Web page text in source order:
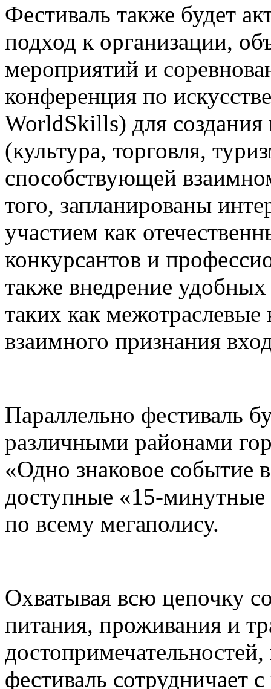
Фестиваль также будет
подход к организации,
мероприятий и
конференция по
WorldSkills) для
(культура, торговля,
способствующей
того, запланированы
участием как
конкурсантов и
также внедрение
таких как
взаимного признания
Параллельно фестиваль
различными районами
«Одно знаковое событие
доступные «15-минутные
по всему мегаполису.
Охватывая всю цепочку
питания, проживания и
фестиваль сотрудничает